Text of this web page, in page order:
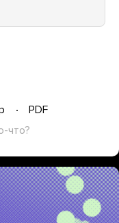
PDF
что?